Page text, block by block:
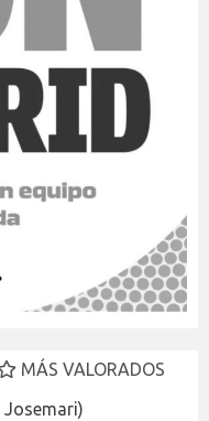
MÁS VALORADOS
Josemari)